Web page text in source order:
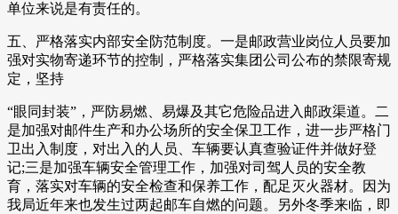
单位来说是有责任的。
五、严格落实内部安全防范制度。一是邮政营业岗位人员要加
强对实物寄递环节的控制，严格落实集团公司公布的禁限寄规
定，坚持
“眼同封装”，严防易燃、易爆及其它危险品进入邮政渠道。二
是加强对邮件生产和办公场所的安全保卫工作，进一步严格门
卫出入制度，对出入的人员、车辆要认真查验证件并做好登
记;三是加强车辆安全管理工作，加强对司驾人员的安全教
育，落实对车辆的安全检查和保养工作，配足灭火器材。因为
我局近年来也发生过两起邮车自燃的问题。另外冬季来临，即